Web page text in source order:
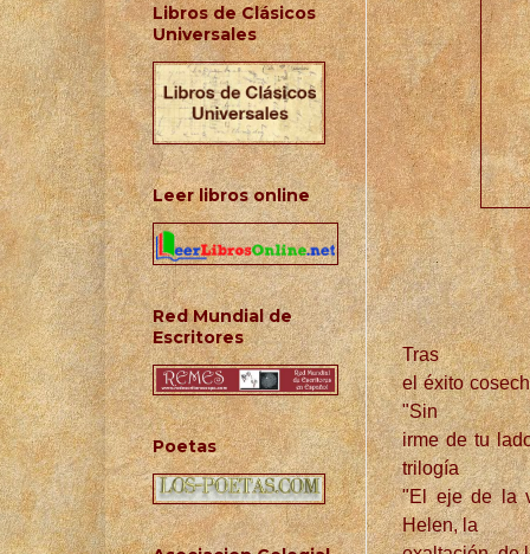
Tras
el éxito
"Sin
irme de tu
trilogía
"El eje de la
Helen, la
Libros de Clásicos
Universales
Leer libros online
Red Mundial de
Escritores
Poetas